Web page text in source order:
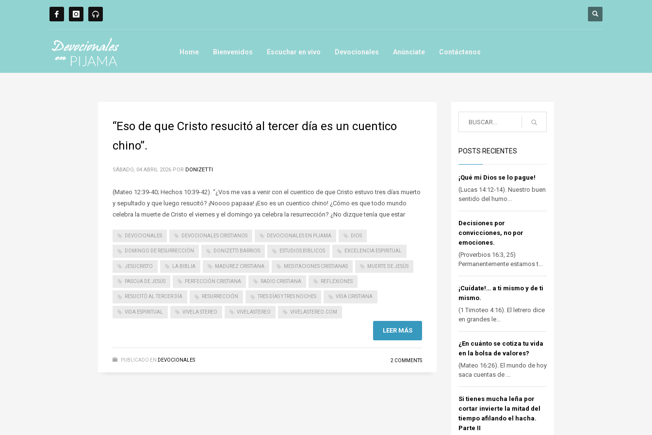
Home Bienvenidos Escuchar en vivo Devocionales Anúnciate Contáctenos
“Eso de que Cristo resucitó al tercer día es un cuentico
chino”.
SÁBADO, 04 ABRIL 2026 POR DONIZETTI
(Mateo 12:39-40; Hechos 10:39-42). “¿Vos me vas a venir con el cuentico de que Cristo estuvo tres días muerto
y sepultado y que luego resucitó? ¡Noooo papaaa! ¡Eso es un cuentico chino! ¿Cómo es que todo mundo
celebra la muerte de Cristo el viernes y el domingo ya celebra la resurrección? ¿No dizque tenía que estar
DEVOCIONALES DEVOCIONALES CRISTIANOS DEVOCIONALES EN PIJAMA DIOS
DOMINGO DE RESURRECCIÓN DONIZETTI BARRIOS ESTUDIOS BÍBLICOS EXCELENCIA ESPIRITUAL
JESUCRISTO LA BIBLIA MADUREZ CRISTIANA MEDITACIONES CRISTIANAS MUERTE DE JESÚS
PASCUA DE JESÚS PERFECCIÓN CRISTIANA RADIO CRISTIANA REFLEXIONES
RESUCITÓ AL TERCER DÍA RESURRECCIÓN TRES DÍAS Y TRES NOCHES VIDA CRISTIANA
VIDA ESPIRITUAL VIVELA STEREO VIVELASTEREO VIVELASTEREO.COM
LEER MÁS
PUBLICADO EN DEVOCIONALES 2 COMMENTS
POSTS RECIENTES
¡Qué mi Dios se lo pague!
(Lucas 14:12-14). Nuestro buen
sentido del humo...
Decisiones por
convicciones, no por
emociones.
(Proverbios 16:3, 25)
Permanentemente estamos t...
¡Cuídate!… a ti mismo y de ti
mismo.
(1 Timoteo 4:16). El letrero dice
en grandes le...
¿En cuánto se cotiza tu vida
en la bolsa de valores?
(Mateo 16:26). El mundo de hoy
saca cuentas de ...
Si tienes mucha leña por
cortar invierte la mitad del
tiempo afilando el hacha.
Parte II